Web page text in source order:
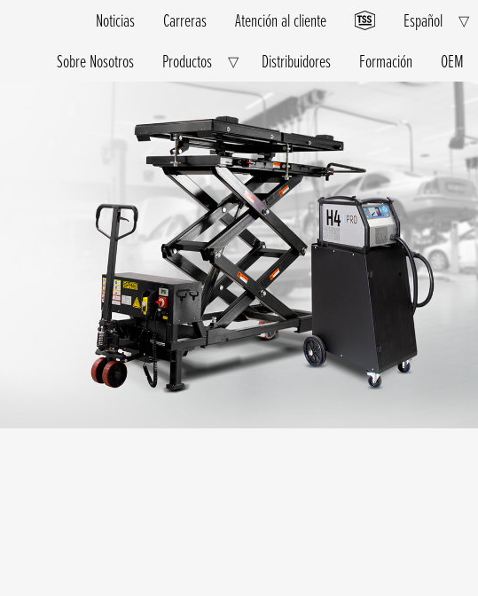
Sobre Nosotros Productos ▽Expand
Menu
Distribuidores Formación OEM
Noticias Carreras Atención al cliente Español ▽